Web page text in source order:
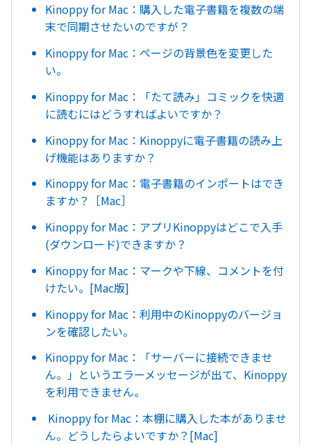
Kinoppy for Mac：購入した電子書籍を複数の端
末で同期させたいのですが？
Kinoppy for Mac：ページの背景色を変更した
い。
Kinoppy for Mac：「たて読み」コミックを快適
に読むにはどうすればよいですか？
Kinoppy for Mac：Kinoppyに電子書籍の読み上
げ機能はありますか？
Kinoppy for Mac：電子書籍のインポートはでき
ますか？［Mac］
Kinoppy for Mac：アプリKinoppyはどこで入手
(ダウンロード)できますか？
Kinoppy for Mac：マークや下線、コメントを付
けたい。[Mac版]
Kinoppy for Mac：利用中のKinoppyのバージョ
ンを確認したい。
Kinoppy for Mac：「サーバーに接続できませ
ん。」というエラーメッセージが出て、Kinoppy
を利用できません。
Kinoppy for Mac：本棚に購入した本がありませ
ん。どうしたらよいですか？[Mac]